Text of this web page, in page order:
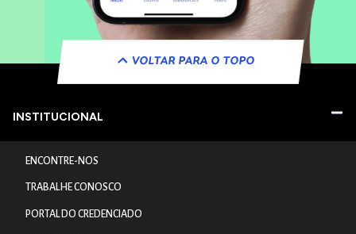
VOLTAR PARA O TOPO
INSTITUCIONAL
ENCONTRE-NOS
TRABALHE CONOSCO
PORTAL DO CREDENCIADO